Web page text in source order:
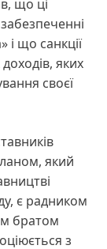
що ці
і що санкції
яких
своєї
який
є радником
братом
з